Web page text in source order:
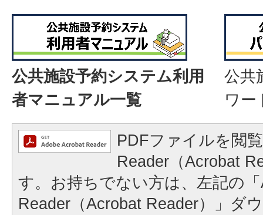
公共施設予約システム利用
者マニュアル一覧
公共
ワー
PDFファイルを閲
Reader（Acrobat
す。お持ちでない方は、左記の
Reader（Acrobat Reader）」ダ